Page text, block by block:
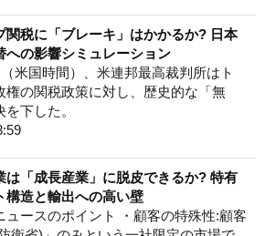
関税に「ブレーキ」はかかるか? 日本
への影響シミュレーション
米国時間）、米連邦最高裁判所はト
権の関税政策に対し、歴史的な「無
下した。
は「成長産業」に脱皮できるか? 特有
構造と輸出への高い壁
ュースのポイント ・顧客の特殊性:顧客